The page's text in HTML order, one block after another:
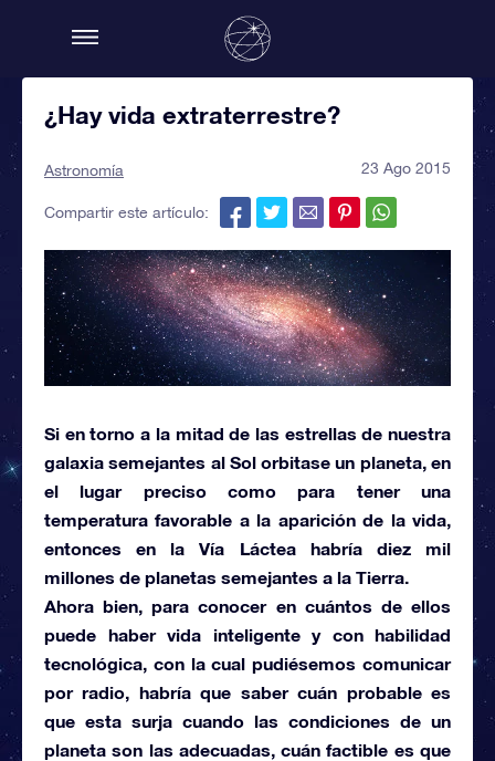
¿Hay vida extraterrestre?
Astronomía 23 Ago 2015
Compartir este artículo:
Si en torno a la mitad de las estrellas de nuestra
galaxia semejantes al Solorbitase un planeta, en
el lugar preciso como para tener una
temperatura favorable a la aparición de la vida,
entonces en laVía Lácteahabría diez mil
millones de planetas semejantes a la Tierra.
Ahora bien, para conocer en cuántos de ellos
puede haber vida inteligente y con habilidad
tecnológica, con la cual pudiésemos comunicar
por radio, habría que saber cuán probable es
que esta surja cuando las condiciones de un
planeta son las adecuadas, cuán factible es que